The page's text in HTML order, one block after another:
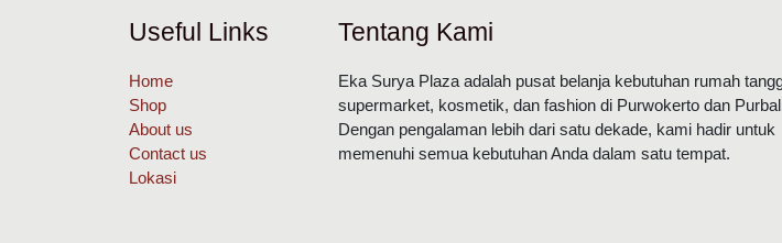
Useful Links
Shop
About us
Contact us
Lokasi
Tentang Kami
tangga,
supermarket, kosmetik, dan fashion di Purwokerto dan
Purbalingga.
Dengan pengalaman lebih dari satu dekade, kami hadir